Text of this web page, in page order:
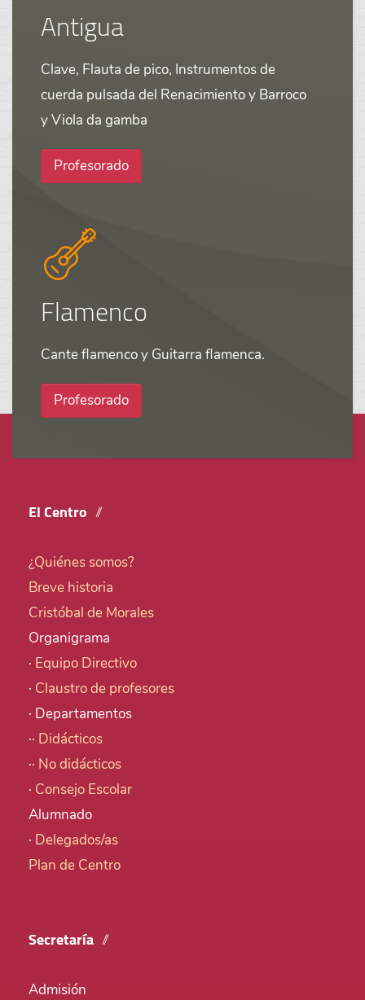
Antigua
Clave, Flauta de pico, Instrumentos de
cuerda pulsada del Renacimiento y Barroco
y Viola da gamba
Profesorado
Flamenco
Cante flamenco y Guitarra flamenca.
Profesorado
El Centro
¿Quiénes somos?
Breve historia
Cristóbal de Morales
Organigrama
· Equipo Directivo
· Claustro de profesores
· Departamentos
·· Didácticos
·· No didácticos
· Consejo Escolar
Alumnado
· Delegados/as
Plan de Centro
Secretaría
Admisión